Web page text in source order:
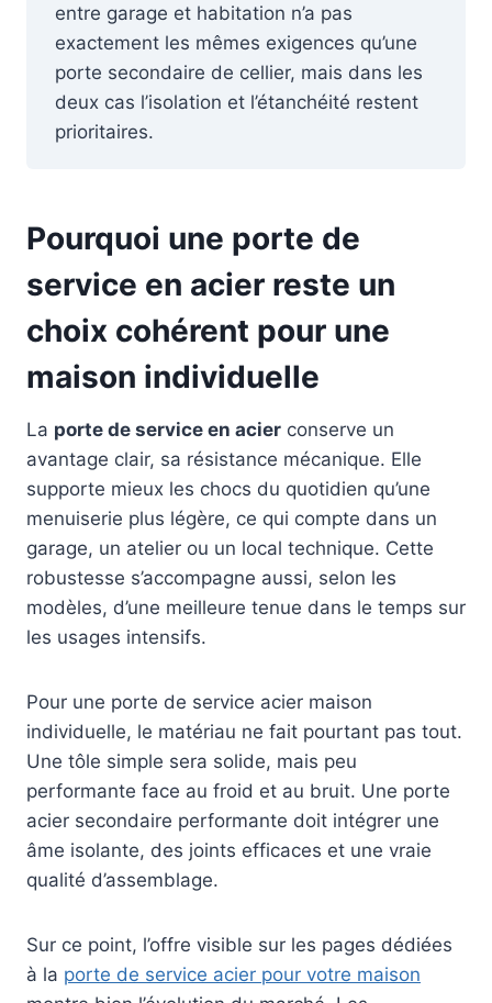
entre garage et habitation n’a pas
exactement les mêmes exigences qu’une
porte secondaire de cellier, mais dans les
deux cas l’isolation et l’étanchéité restent
prioritaires.
Pourquoi une porte de
service en acier reste un
choix cohérent pour une
maison individuelle
La porte de service en acier conserve un
avantage clair, sa résistance mécanique. Elle
supporte mieux les chocs du quotidien qu’une
menuiserie plus légère, ce qui compte dans un
garage, un atelier ou un local technique. Cette
robustesse s’accompagne aussi, selon les
modèles, d’une meilleure tenue dans le temps sur
les usages intensifs.
Pour une porte de service acier maison
individuelle, le matériau ne fait pourtant pas tout.
Une tôle simple sera solide, mais peu
performante face au froid et au bruit. Une porte
acier secondaire performante doit intégrer une
âme isolante, des joints efficaces et une vraie
qualité d’assemblage.
Sur ce point, l’offre visible sur les pages dédiées
à la porte de service acier pour votre maison